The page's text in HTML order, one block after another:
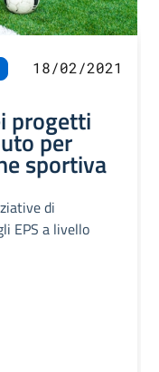
18/02/2021
progetti
per
sportiva
di
EPS a livello